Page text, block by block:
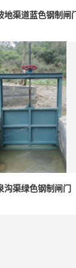
地渠道蓝色钢制闸门
沟渠绿色钢制闸门